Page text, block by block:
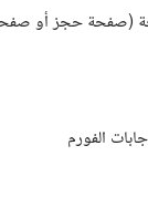
الفورم